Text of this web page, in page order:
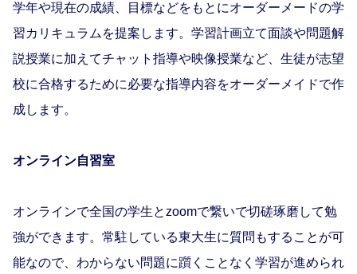
学年や現在の成績、目標などをもとにオーダーメードの学
習カリキュラムを提案します。学習計画立て面談や問題解
説授業に加えてチャット指導や映像授業など、生徒が志望
校に合格するために必要な指導内容をオーダーメイドで作
成します。
オンライン自習室
オンラインで全国の学生とzoomで繋いで切磋琢磨して勉
強ができます。常駐している東大生に質問もすることが可
能なので、わからない問題に躓くことなく学習が進められ